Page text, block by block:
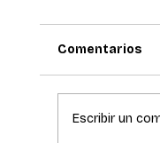
Comentarios
Escribir un